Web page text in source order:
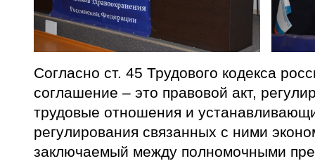
Согласно ст. 45 Трудового кодекса
соглашение – это правовой акт,
трудовые отношения и
регулирования связанных с ними
заключаемый между полномочными